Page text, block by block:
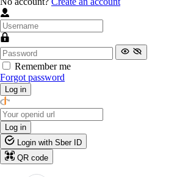
Remember me
Forgot password
Log in
Log in
Login with Sber ID
QR code